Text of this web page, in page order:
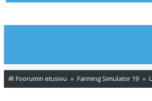
Foorumin etusivu Farming Simulator 19